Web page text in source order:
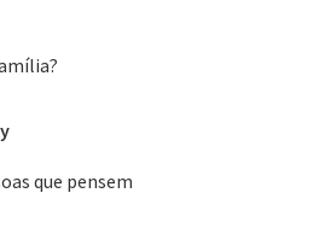
que pensem